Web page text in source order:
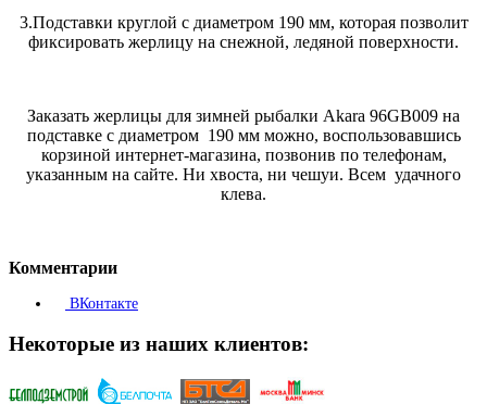
3.Подставки круглой с диаметром 190 мм, которая позволит
фиксировать жерлицу на снежной, ледяной поверхности.
Заказать жерлицы для зимней рыбалки Akara 96GB009 на
подставке c диаметром 190 мм можно, воспользовавшись
корзиной интернет-магазина, позвонив по телефонам,
указанным на сайте. Ни хвоста, ни чешуи. Всем удачного
клева.
Комментарии
ВКонтакте
Некоторые из наших клиентов: